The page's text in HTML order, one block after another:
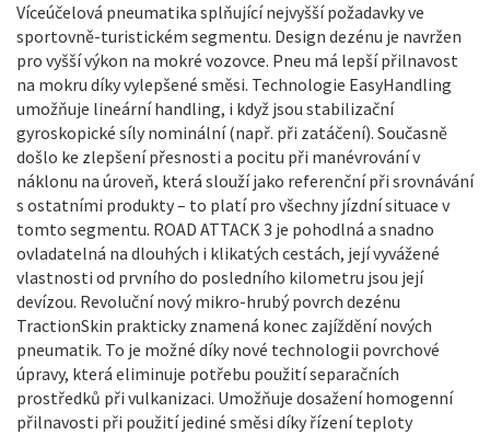
Víceúčelová pneumatika splňující nejvyšší požadavky ve
sportovně-turistickém segmentu. Design dezénu je navržen
pro vyšší výkon na mokré vozovce. Pneu má lepší přilnavost
na mokru díky vylepšené směsi. Technologie EasyHandling
umožňuje lineární handling, i když jsou stabilizační
gyroskopické síly nominální (např. při zatáčení). Současně
došlo ke zlepšení přesnosti a pocitu při manévrování v
náklonu na úroveň, která slouží jako referenční při srovnávání
s ostatními produkty – to platí pro všechny jízdní situace v
tomto segmentu. ROAD ATTACK 3 je pohodlná a snadno
ovladatelná na dlouhých i klikatých cestách, její vyvážené
vlastnosti od prvního do posledního kilometru jsou její
devízou. Revoluční nový mikro-hrubý povrch dezénu
TractionSkin prakticky znamená konec zajíždění nových
pneumatik. To je možné díky nové technologii povrchové
úpravy, která eliminuje potřebu použití separačních
prostředků při vulkanizaci. Umožňuje dosažení homogenní
přilnavosti při použití jediné směsi díky řízení teploty